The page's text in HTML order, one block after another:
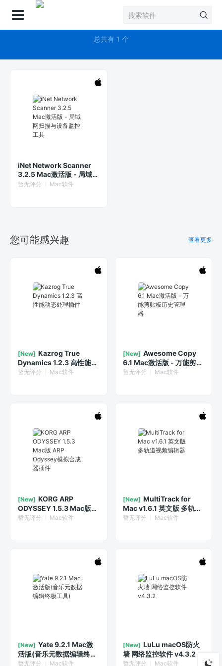
iNet Network Scanner
总共有 1 个
iNet Network Scanner
3.2.5 Mac激活版 - 局域网
扫描与设备监控工具
暂无评分 Mac软件
您可能感兴趣 查看更多
[New] Kazrog True
Dynamics 1.2.3 高性能动
态处理插件
暂无评分 Mac软件
[New] Awesome Copy
6.1 Mac激活版 - 万能剪贴
板历史管理器
暂无评分 Mac软件
[New] KORG ARP
ODYSSEY 1.5.3 Mac版
ARP Odyssey模拟合成器
暂无评分 Mac软件
[New] MultiTrack for
Mac v1.6.1 英文版 多轨道
视频编辑器
暂无评分 Mac软件
[New] Yate 9.2.1 Mac激
活版(音乐元数据编辑终极
工具)
暂无评分 Mac软件
[New] LuLu macOS防火
墙 网络监控软件 v4.3.2
暂无评分 Mac软件